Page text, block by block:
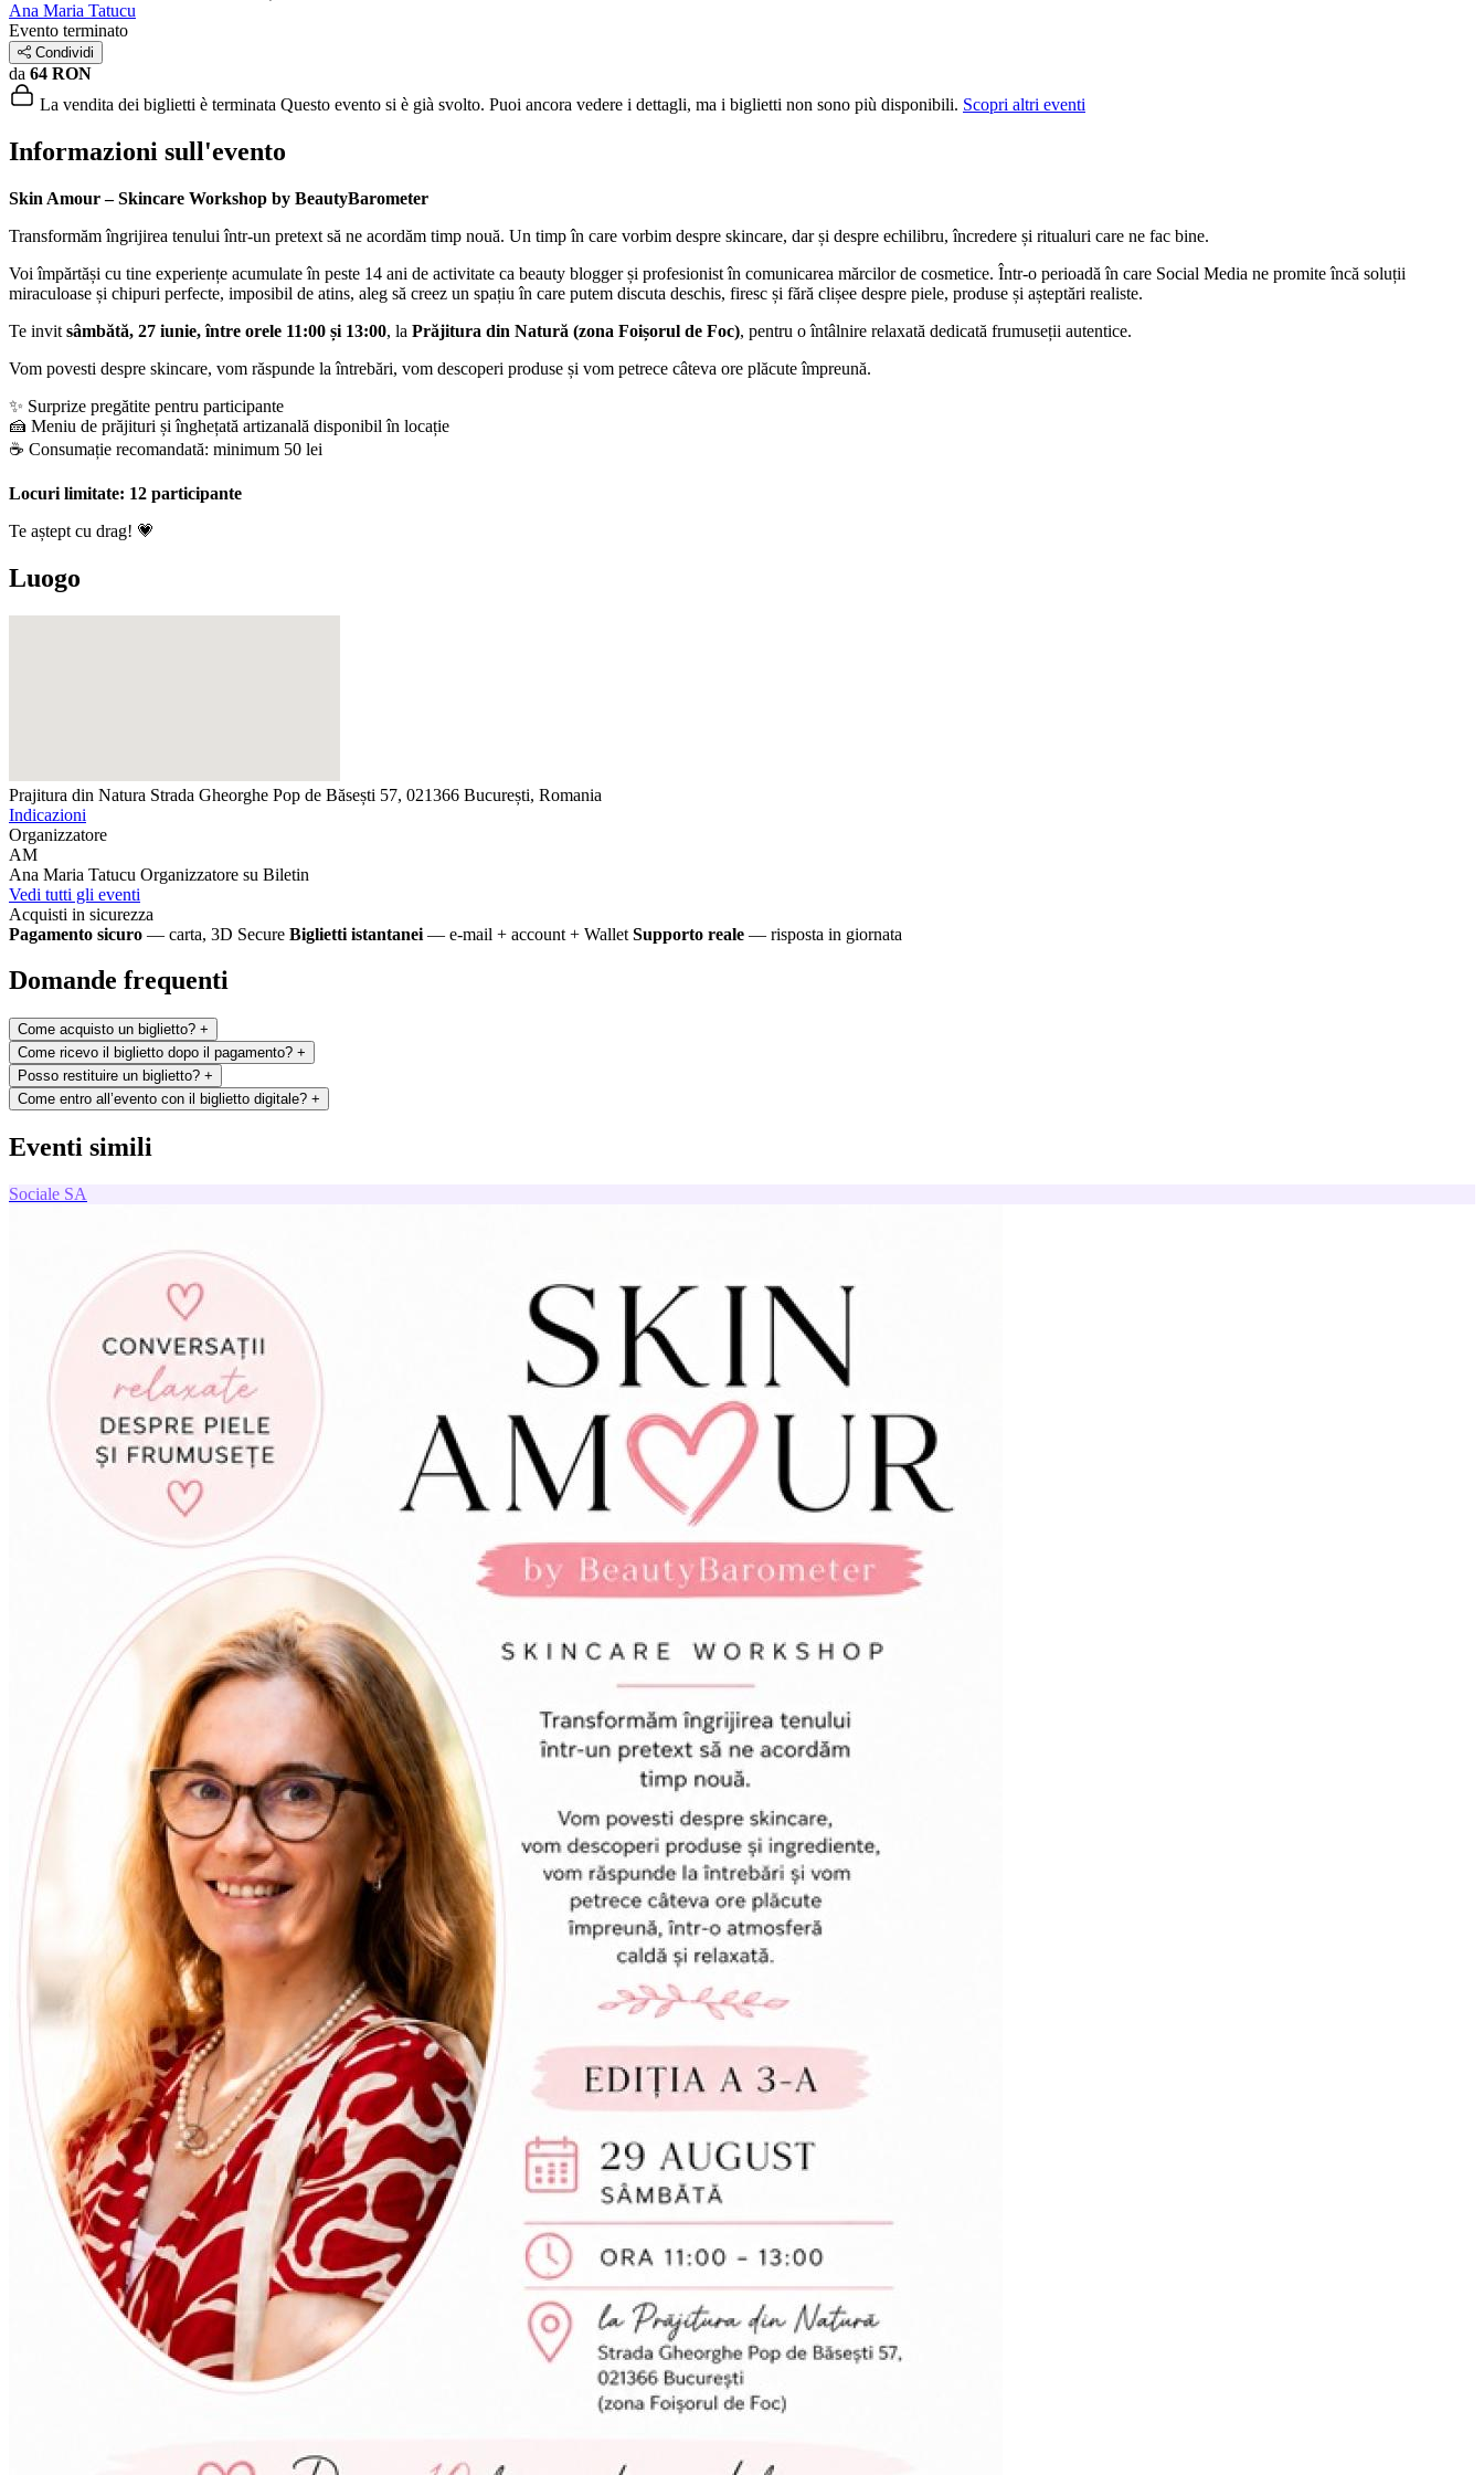
Ana Maria Tatucu
Evento terminato
Condividi
da 64 RON
La vendita dei biglietti è terminata Questo evento si è già svolto. Puoi ancora vedere i dettagli, ma i biglietti non sono più disponibili. Scopri altri eventi
Informazioni sull'evento
Skin Amour – Skincare Workshop by BeautyBarometer
Transformăm îngrijirea tenului într-un pretext să ne acordăm timp nouă. Un timp în care vorbim despre skincare, dar și despre echilibru, încredere și ritualuri care ne fac bine.
Voi împărtăși cu tine experiențe acumulate în peste 14 ani de activitate ca beauty blogger și profesionist în comunicarea mărcilor de cosmetice. Într-o perioadă în care Social Media ne promite încă soluții
miraculoase și chipuri perfecte, imposibil de atins, aleg să creez un spațiu în care putem discuta deschis, firesc și fără clișee despre piele, produse și așteptări realiste.
Te invit sâmbătă, 27 iunie, între orele 11:00 și 13:00, la Prăjitura din Natură (zona Foișorul de Foc), pentru o întâlnire relaxată dedicată frumuseții autentice.
Vom povesti despre skincare, vom răspunde la întrebări, vom descoperi produse și vom petrece câteva ore plăcute împreună.
✨ Surprize pregătite pentru participante
🍰 Meniu de prăjituri și înghețată artizanală disponibil în locație
☕ Consumație recomandată: minimum 50 lei
Locuri limitate: 12 participante
Te aștept cu drag! 💗
Luogo
Prajitura din Natura Strada Gheorghe Pop de Băsești 57, 021366 București, Romania
Indicazioni
Organizzatore
AM
Ana Maria Tatucu Organizzatore su Biletin
Vedi tutti gli eventi
Acquisti in sicurezza
Pagamento sicuro — carta, 3D Secure Biglietti istantanei — e-mail + account + Wallet Supporto reale — risposta in giornata
Domande frequenti
Come acquisto un biglietto? +
Come ricevo il biglietto dopo il pagamento? +
Posso restituire un biglietto? +
Come entro all’evento con il biglietto digitale? +
Eventi simili
Sociale SA